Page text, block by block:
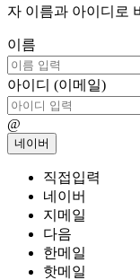
자 이름과 아이디로
이름
아이디 (이메일)
@
네이버
직접입력
네이버
지메일
다음
한메일
핫메일